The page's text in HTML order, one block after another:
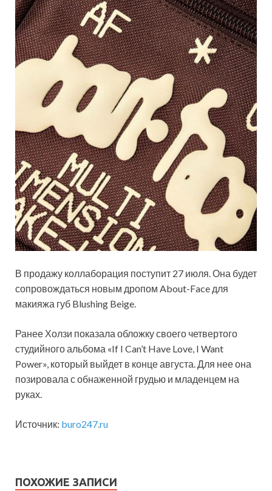
В продажу коллаборация поступит 27 июля. Она будет
сопровождаться новым дропом About-Face для
макияжа губ Blushing Beige.
Ранее Холзи показала обложку своего четвертого
студийного альбома «If I Can’t Have Love, I Want
Power», который выйдет в конце августа. Для нее она
позировала с обнаженной грудью и младенцем на
руках.
Источник: buro247.ru
ПОХОЖИЕ ЗАПИСИ